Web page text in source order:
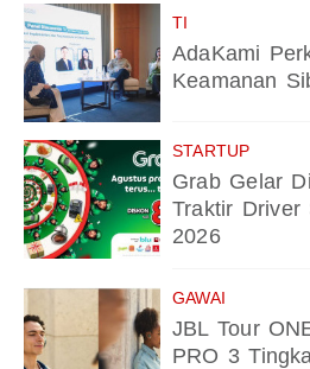
TI
AdaKami
Keamanan
STARTUP
Grab Gelar
Traktir Driver
2026
GAWAI
JBL Tour
PRO 3